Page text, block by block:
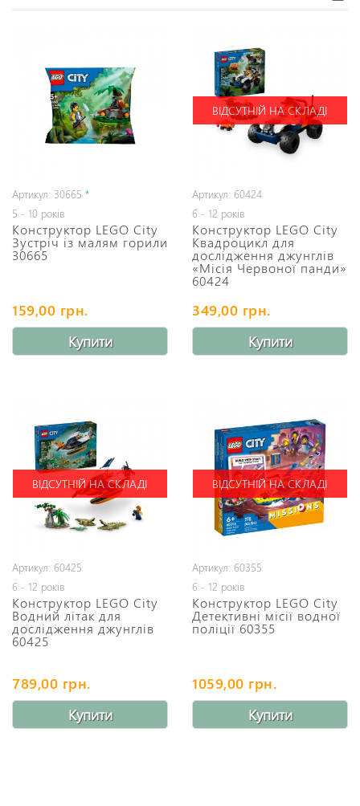
Артикул: 30665 *
5 - 10 років
Конструктор LEGO City
Зустріч із малям горили
30665
159,00 грн.
Купити
ВІДСУТНІЙ НА СКЛАДІ
Артикул: 60424
6 - 12 років
Конструктор LEGO City
Квадроцикл для
дослідження джунглів
«Місія Червоної панди»
60424
349,00 грн.
Купити
ВІДСУТНІЙ НА СКЛАДІ
Артикул: 60425
6 - 12 років
Конструктор LEGO City
Водний літак для
дослідження джунглів
60425
789,00 грн.
Купити
ВІДСУТНІЙ НА СКЛАДІ
Артикул: 60355
6 - 12 років
Конструктор LEGO City
Детективні місії водної
поліції 60355
1059,00 грн.
Купити